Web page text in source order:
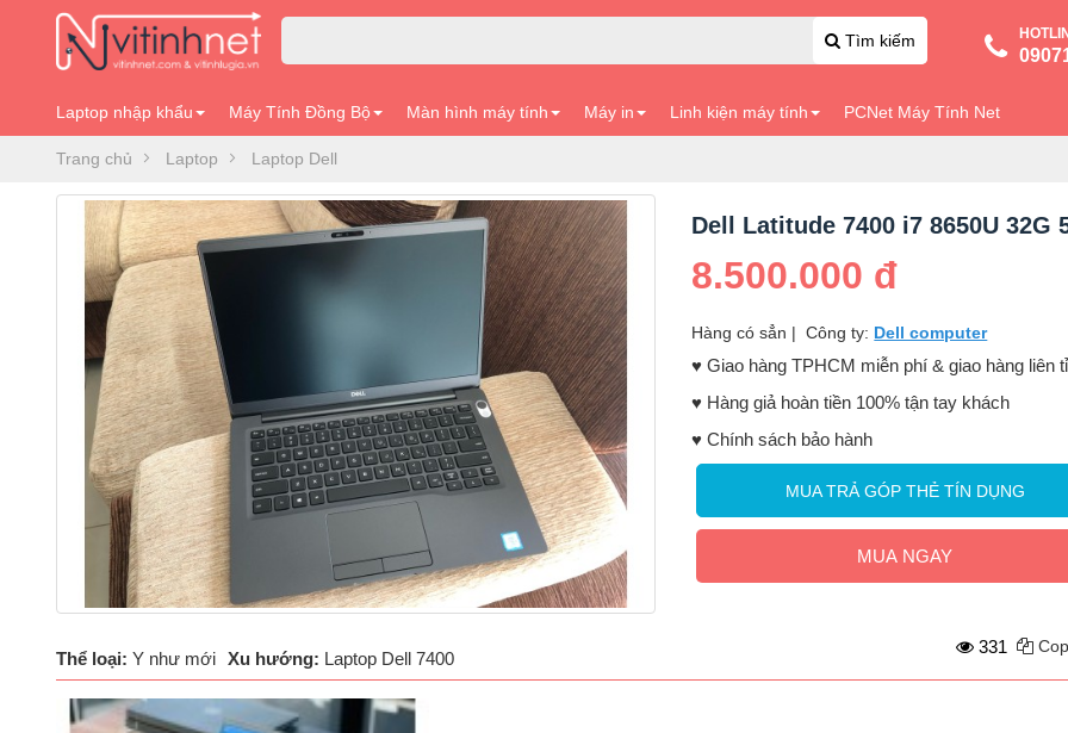
Tìm kiếm
Laptop nhập khẩu Máy Tính Đồng Bộ Màn hình máy tính Máy in Linh kiện máy tính PCNet Máy Tính Net
Trang chủ Laptop Laptop Dell
Dell Latitude 7400 i7 8650U 32G
8.500.000 đ
Hàng có sẳn |Công ty: Dell computer
♥️ Giao hàng TPHCM miễn phí & giao hàng liên
♥️ Hàng giả hoàn tiền 100% tận tay khách
♥️ Chính sách bảo hành
MUA TRẢ GÓP THẺ TÍN DỤNG
MUA NGAY
Thể loại: Y như mới Xu hướng: Laptop Dell 7400
331